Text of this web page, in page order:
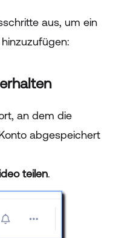
aus, um ein
an dem die
abgespeichert
teilen.